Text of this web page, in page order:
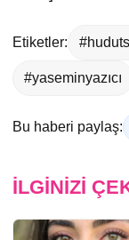
Etiketler:
#yaseminyazıcı
Bu haberi paylaş:
İLGINIZI